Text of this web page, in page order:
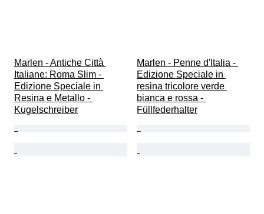
Marlen - Antiche Città
Italiane: Roma Slim -
Edizione Speciale in
Resina e Metallo -
Kugelschreiber
Marlen - Penne d'Italia -
Edizione Speciale in
resina tricolore verde
bianca e rossa -
Füllfederhalter